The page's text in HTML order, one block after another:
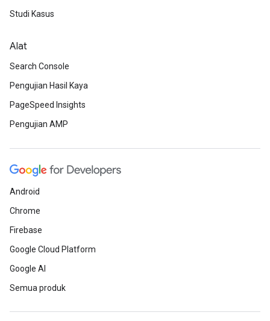
Studi Kasus
Alat
Search Console
Pengujian Hasil Kaya
PageSpeed Insights
Pengujian AMP
Android
Chrome
Firebase
Google Cloud Platform
Google AI
Semua produk